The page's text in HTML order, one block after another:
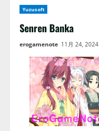
Yuzusoft
Senren Banka
erogamenote 11月 24, 2024